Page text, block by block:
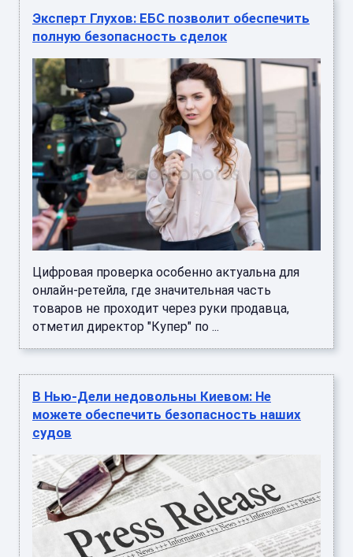
Эксперт Глухов: ЕБС позволит обеспечить
полную безопасность сделок
Цифровая проверка особенно актуальна для
онлайн-ретейла, где значительная часть
товаров не проходит через руки продавца,
отметил директор "Купер" по ...
В Нью-Дели недовольны Киевом: Не
можете обеспечить безопасность наших
судов